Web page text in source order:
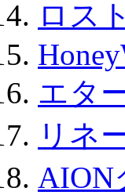
ロス
エタ
リネ
AION